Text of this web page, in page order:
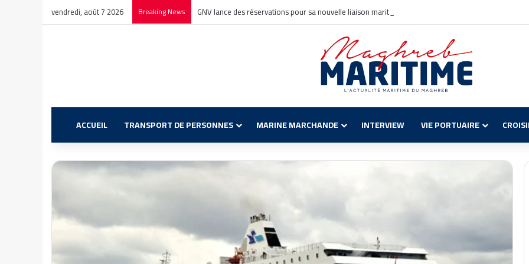
vendredi, août 7 2026 Breaking News GNV lance des réservations pour sa nouvelle liaison maritime Civitavecchia – Annaba
ACCUEIL TRANSPORT DE PERSONNES MARINE MARCHANDE INTERVIEW VIE PORTUAIRE